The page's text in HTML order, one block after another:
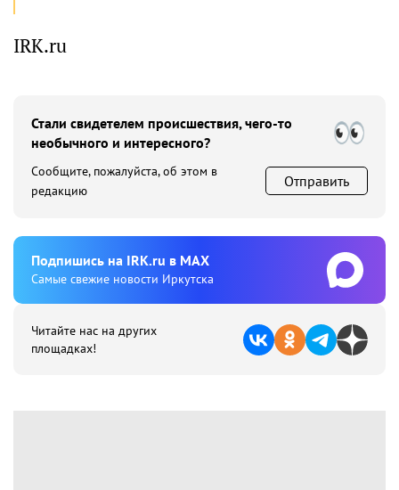
IRK.ru
Стали свидетелем происшествия, чего-то
необычного и интересного?
Сообщите, пожалуйста, об этом в
редакцию
Отправить
Подпишиcь на IRK.ru в MAX
Cамые свежие новости Иркутска
Читайте нас на других
площадках!